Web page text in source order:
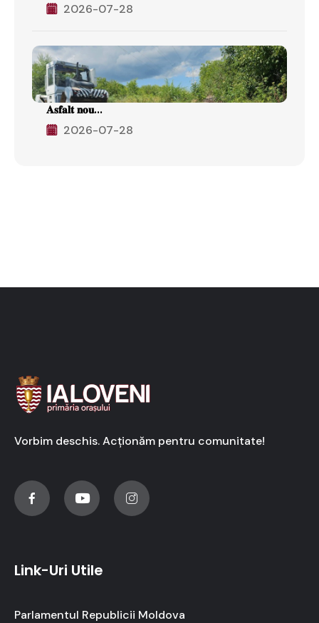
2026-07-28
𝐀𝐬𝐟𝐚𝐥𝐭 𝐧𝐨𝐮...
2026-07-28
Vorbim deschis. Acționăm pentru comunitate!
Link-Uri Utile
Parlamentul Republicii Moldova